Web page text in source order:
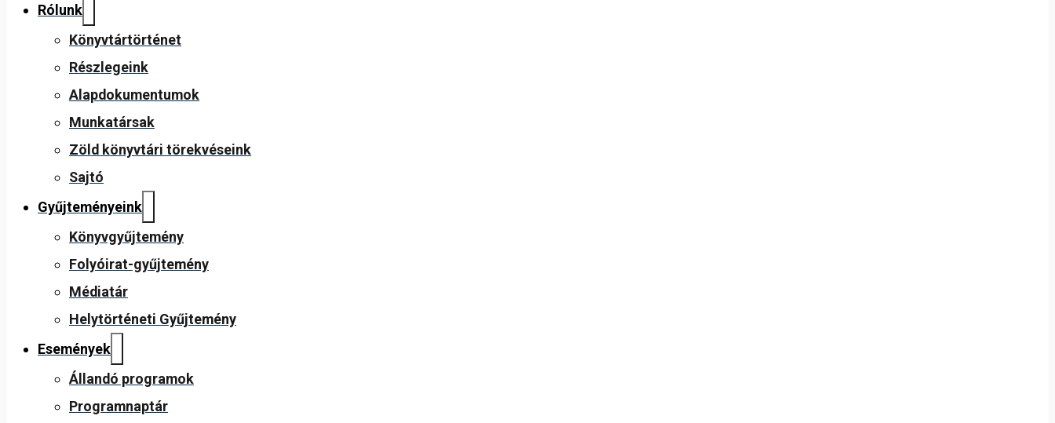
Rólunk
Könyvtártörténet
Részlegeink
Alapdokumentumok
Munkatársak
Zöld könyvtári törekvéseink
Sajtó
Gyűjteményeink
Könyvgyűjtemény
Folyóirat-gyűjtemény
Médiatár
Helytörténeti Gyűjtemény
Események
Állandó programok
Programnaptár